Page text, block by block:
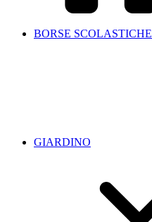
BORSE SCOLASTICHE
GIARDINO